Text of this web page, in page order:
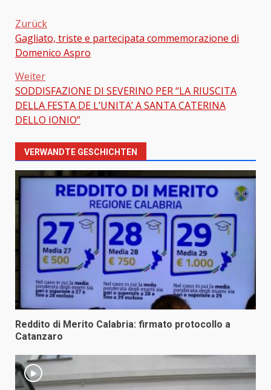
Beitragsnavigation
Zurück
Gagliato, triste e partecipata commemorazione di
Domenico Aspro
Weiter
SODDISFAZIONE DI SEVERINO PER “LA RIUSCITA
DELLA FESTA DE L’UNITA’ A SANTA CATERINA
DELLO IONIO”
VERWANDTE GESCHICHTEN
Reddito di Merito Calabria: firmato protocollo a
Catanzaro